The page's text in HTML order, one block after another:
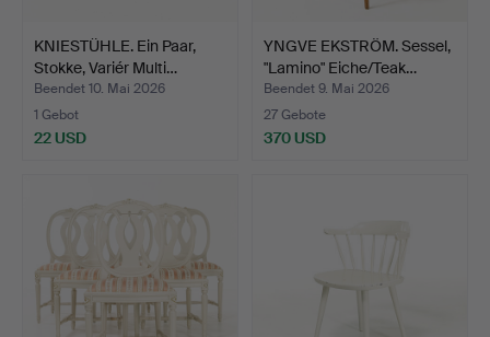
KNIESTÜHLE. Ein Paar,
Stokke, Variér Multi…
Beendet 10. Mai 2026
1 Gebot
22 USD
YNGVE EKSTRÖM. Sessel,
"Lamino" Eiche/Teak…
Beendet 9. Mai 2026
27 Gebote
370 USD